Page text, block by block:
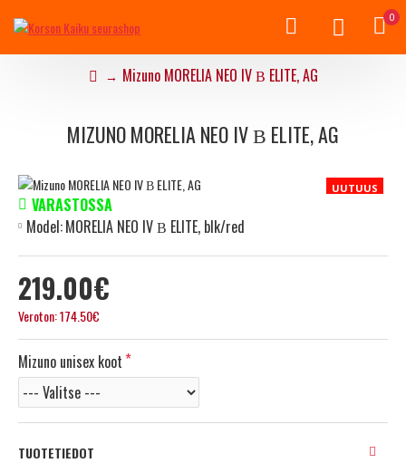
0
Mizuno MORELIA NEO IV Β ELITE, AG
MIZUNO MORELIA NEO IV Β ELITE, AG
UUTUUS
219.00€
Veroton: 174.50€
VARASTOSSA
Model:MORELIA NEO IV Β ELITE, blk/red
Mizuno unisex koot
TUOTETIEDOT